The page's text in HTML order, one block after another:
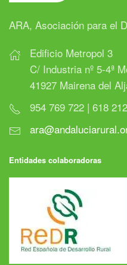
ARA, Asociación para el
Edificio Metropol 3
C/ Industria nº 5-4ª
41927 Mairena del
954 769 722 | 618
Entidades colaboradoras